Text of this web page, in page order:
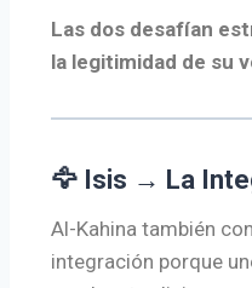
Las dos desafían
la legitimidad de su
🦅 Isis → La
Al-Kahina también
integración porque